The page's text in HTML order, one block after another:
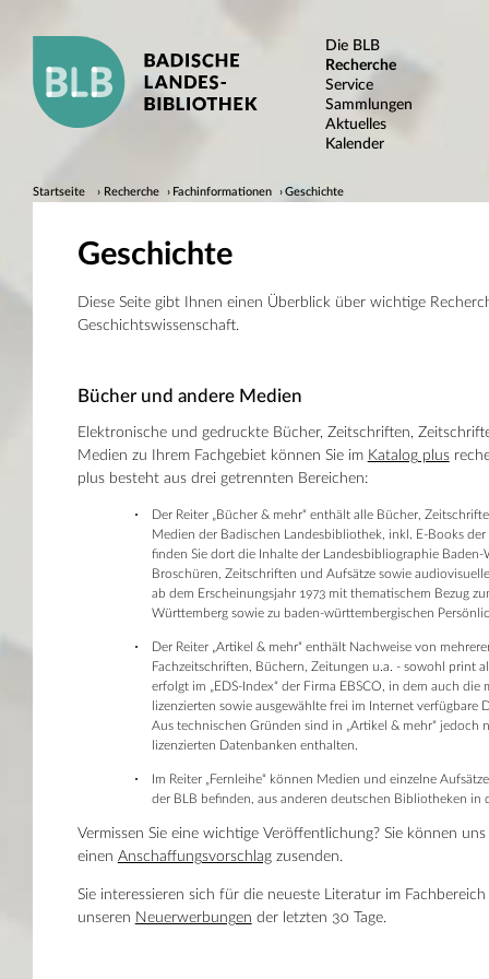
Die BLB
Recherche
Service
Sammlungen
Aktuelles
Kalender
Startseite Recherche Fachinformationen Geschichte
Geschichte
Diese Seite gibt Ihnen einen Überblick über wichtige
Geschichtswissenschaft.
Bücher und andere Medien
Elektronische und gedruckte Bücher, Zeitschriften,
Medien zu Ihrem Fachgebiet können Sie im Katalog plus
plus besteht aus drei getrennten Bereichen:
Der Reiter „Bücher & mehr“ enthält alle Bücher,
Medien der Badischen Landesbibliothek, inkl. E-Books
finden Sie dort die Inhalte der Landesbibliographie
Broschüren, Zeitschriften und Aufsätze sowie
ab dem Erscheinungsjahr 1973 mit thematischem Bezug
Württemberg sowie zu baden-württembergischen
Der Reiter „Artikel & mehr“ enthält Nachweise von
Fachzeitschriften, Büchern, Zeitungen u.a. - sowohl print
erfolgt im „EDS-Index“ der Firma EBSCO, in dem auch die
lizenzierten sowie ausgewählte frei im Internet verfügbare
Aus technischen Gründen sind in „Artikel & mehr“ jedoch
lizenzierten Datenbanken enthalten.
Im Reiter „Fernleihe“ können Medien und einzelne
der BLB befinden, aus anderen deutschen Bibliotheken in
Vermissen Sie eine wichtige Veröffentlichung? Sie können uns
einen Anschaffungsvorschlagzusenden.
Sie interessieren sich für die neueste Literatur im
unseren Neuerwerbungen der letzten 30 Tage.